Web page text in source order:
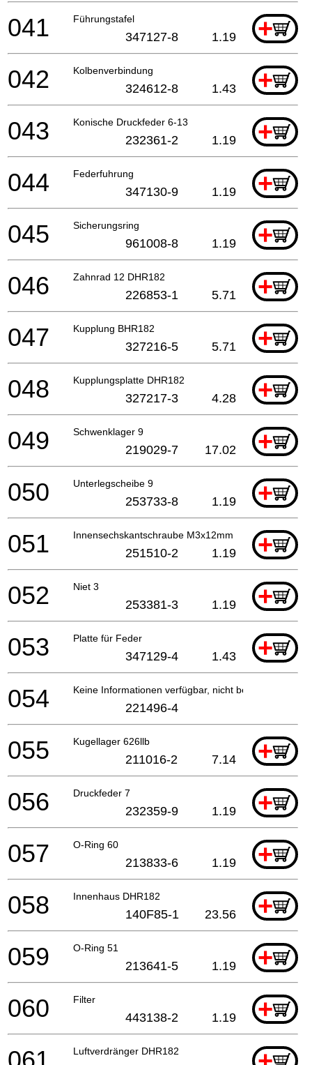
Führungstafel +
041 347127-8 1.19
Kolbenverbindung +
042 324612-8 1.43
Konische Druckfeder 6-13 +
043 232361-2 1.19
Federfuhrung +
044 347130-9 1.19
Sicherungsring +
045 961008-8 1.19
Zahnrad 12 DHR182 +
046 226853-1 5.71
Kupplung BHR182 +
047 327216-5 5.71
Kupplungsplatte DHR182 +
048 327217-3 4.28
Schwenklager 9 +
049 219029-7 17.02
Unterlegscheibe 9 +
050 253733-8 1.19
Innensechskantschraube M3x12mm +
051 251510-2 1.19
Niet 3 +
052 253381-3 1.19
Platte für Feder +
053 347129-4 1.43
Keine Informationen verfügbar, nicht bestellbar
054 221496-4
Kugellager 626llb +
055 211016-2 7.14
Druckfeder 7 +
056 232359-9 1.19
O-Ring 60 +
057 213833-6 1.19
Innenhaus DHR182 +
058 140F85-1 23.56
O-Ring 51 +
059 213641-5 1.19
Filter +
060 443138-2 1.19
Luftverdränger DHR182